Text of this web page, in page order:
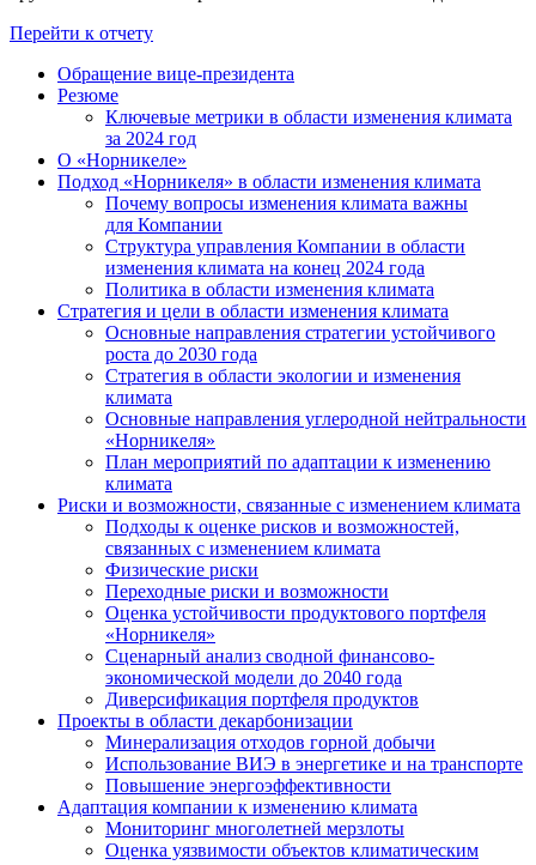
Перейти к отчету
Обращение вице-президента
Резюме
Ключевые метрики в области изменения климата
за 2024 год
О «Норникеле»
Подход «Норникеля» в области изменения климата
Почему вопросы изменения климата важны
для Компании
Структура управления Компании в области
изменения климата на конец 2024 года
Политика в области изменения климата
Стратегия и цели в области изменения климата
Основные направления стратегии устойчивого
роста до 2030 года
Стратегия в области экологии и изменения
климата
Основные направления углеродной нейтральности
«Норникеля»
План мероприятий по адаптации к изменению
климата
Риски и возможности, связанные с изменением климата
Подходы к оценке рисков и возможностей,
связанных с изменением климата
Физические риски
Переходные риски и возможности
Оценка устойчивости продуктового портфеля
«Норникеля»
Сценарный анализ сводной финансово-
экономической модели до 2040 года
Диверсификация портфеля продуктов
Проекты в области декарбонизации
Минерализация отходов горной добычи
Использование ВИЭ в энергетике и на транспорте
Повышение энергоэффективности
Адаптация компании к изменению климата
Мониторинг многолетней мерзлоты
Оценка уязвимости объектов климатическим